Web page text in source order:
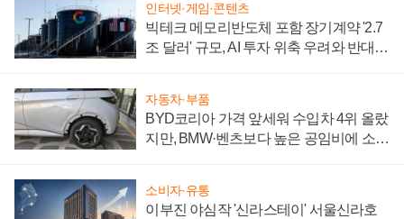
인터넷·게임·콘텐츠
빅테크 메모리반도체 포함 장기계약 '2.7
조 달러' 규모, AI 투자 위축 우려와 반대
자동차·부품
BYD코리아 가격 앞세워 수입차 4위 올랐
지만, BMW·벤츠보다 높은 공임비에 소비
소비자·유통
이부진 야심작 '신라스테이' 서울신라호